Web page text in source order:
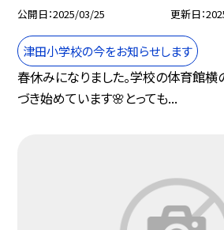
公開日 2025/03/25 更新日
津田小学校の今をお知らせします
春休みになりました。学校の体育館横
づき始めています🌸とっても...